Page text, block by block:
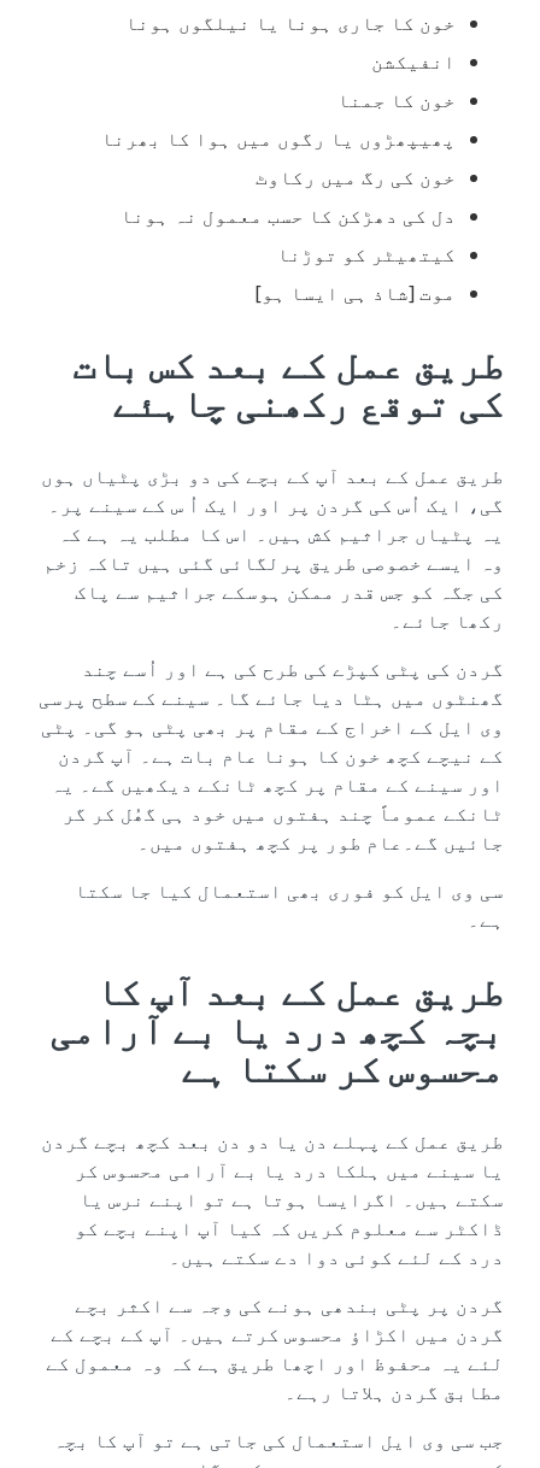
خون کا جاری ہونا یا نیلگوں ہونا
انفیکشن
خون کا جمنا
پھیپھڑوں یا رگوں میں ہوا کا بھرنا
خون کی رگ میں رکاوٹ
دل کی دھڑکن کا حسب معمول نہ ہونا
کیتھیٹر کو توڑنا
موت [شاذ ہی ایسا ہو]
طریق عمل کے بعد کس بات
کی توقع رکھنی چاہئے
طریق عمل کے بعد آپ کے بچے کی دو بڑی پٹیاں ہوں
گی، ایک اُس کی گردن پر اور ایک اُ س کے سینے پر۔
یہ پٹیاں جراثیم کش ہیں۔ اس کا مطلب یہ ہے کہ
وہ ایسے خصوصی طریق پرلگائی گئی ہیں تاکہ زخم
کی جگہ کو جس قدر ممکن ہوسکے جراثیم سے پاک
رکھا جائے۔
گردن کی پٹی کپڑے کی طرح کی ہے اور اُسے چند
گھنٹوں میں ہٹا دیا جائے گا۔ سینے کے سطح پرسی
وی ایل کے اخراج کے مقام پر بھی پٹی ہو گی۔ پٹی
کے نیچے کچھ خون کا ہونا عام بات ہے۔ آپ گردن
اور سینے کے مقام پر کچھ ٹانکے دیکھیں گے۔ یہ
ٹانکے عموماً چند ہفتوں میں خود ہی گھُل کر گر
جائیں گے۔عام طور پر کچھ ہفتوں میں۔
سی وی ایل کو فوری بھی استعمال کیا جا سکتا
ہے۔
طریق عمل کے بعد آپ کا
بچہ کچھ درد یا بے آرامی
محسوس کر سکتا ہے
طریق عمل کے پہلے دن یا دو دن بعد کچھ بچے گردن
یا سینے میں ہلکا درد یا بے آرامی محسوس کر
سکتے ہیں۔ اگرایسا ہوتا ہے تو اپنے نرس یا
ڈاکٹر سے معلوم کریں کہ کیا آپ اپنے بچے کو
درد کے لئے کوئی دوا دے سکتے ہیں۔
گردن پر پٹی بندھی ہونے کی وجہ سے اکثر بچے
گردن میں اکڑاؤ محسوس کرتے ہیں۔ آپ کے بچے کے
لئے یہ محفوظ اور اچھا طریق ہے کہ وہ معمول کے
مطابق گردن ہلاتا رہے۔
جب سی وی ایل استعمال کی جاتی ہے تو آپ کا بچہ